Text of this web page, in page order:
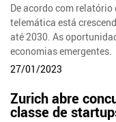
De acordo com relatório
telemática está
até 2030. As
economias emergentes.
27/01/2023
Zurich abre
classe de